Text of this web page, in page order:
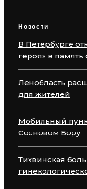
Новости
В Петербурге
героя» в
Ленобласть
для жителей
Мобильный
Сосновом Бору
Тихвинская